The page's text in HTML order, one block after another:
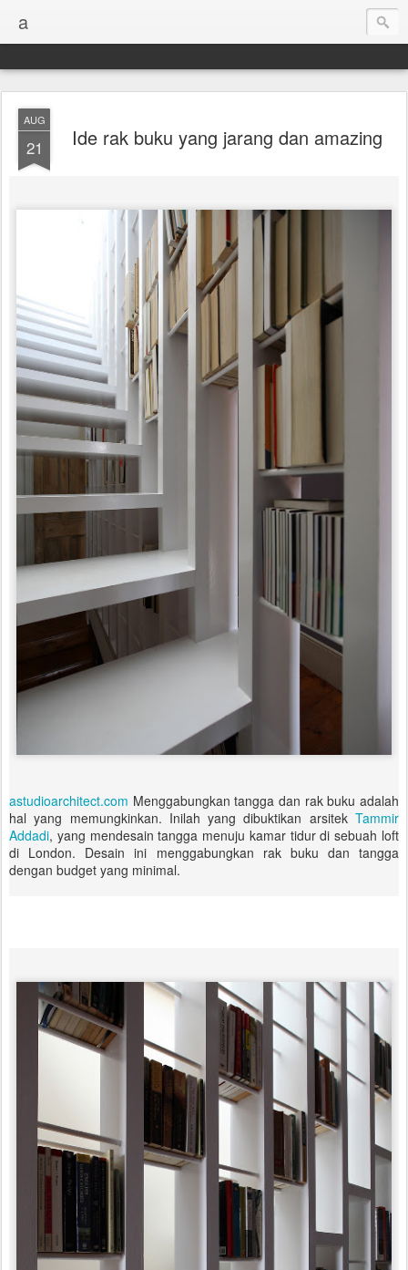
a
AUG
21 Ide rak buku yang jarang dan amazing
astudioarchitect.com Menggabungkan tangga dan rak buku adalah
hal yang memungkinkan. Inilah yang dibuktikan arsitek Tammir
Addadi, yang mendesain tangga menuju kamar tidur di sebuah loft
di London. Desain ini menggabungkan rak buku dan tangga
dengan budget yang minimal.